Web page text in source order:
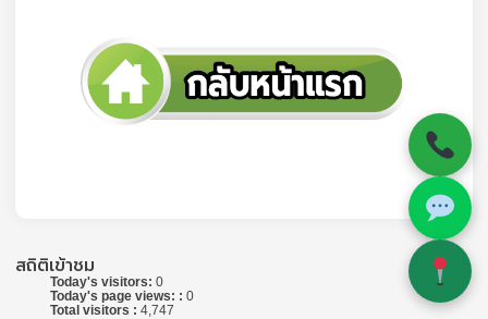
สถิติเข้าชม
Today's visitors: 0
Today's page views: : 0
Total visitors : 4,747